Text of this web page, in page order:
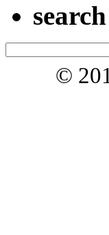
search
©